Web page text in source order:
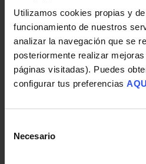
Utilizamos cookies propias y
funcionamiento de nuestros
analizar la navegación que se
posteriormente realizar
páginas visitadas). Puedes
configurar tus preferencias
Necesario
11
prácticas